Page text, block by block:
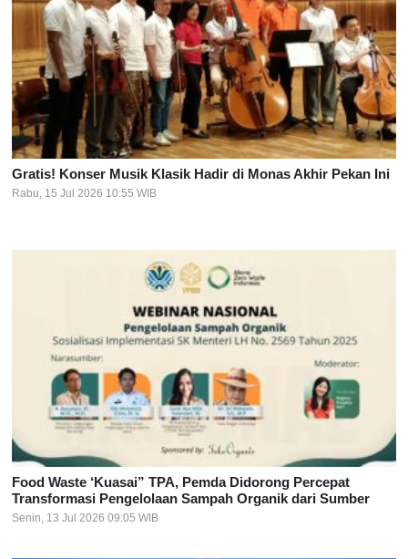
Gratis! Konser Musik Klasik Hadir di Monas Akhir Pekan Ini
Rabu, 15 Jul 2026 10:55 WIB
Food Waste ‘Kuasai” TPA, Pemda Didorong Percepat
Transformasi Pengelolaan Sampah Organik dari Sumber
Senin, 13 Jul 2026 09:05 WIB